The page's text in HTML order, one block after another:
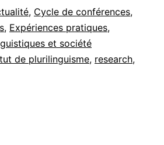
–
Retrouver
les
langues
, Cycle de conférences,
, Expériences pratiques,
et société
de plurilinguisme, research,